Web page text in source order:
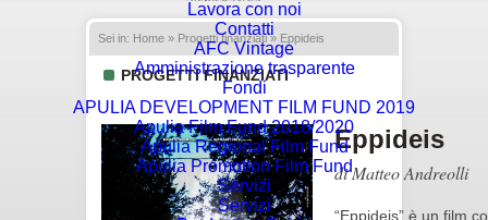
Lavora con noi
Contatti
AFC Vintage
Amministrazione trasparente
Fondi
APULIA DEVELOPMENT FILM FUND 2019
Apulia Film Fund 2018/2020
Apulia Regional Film Fund
Apulia Promotion Film Fund
Servizi
Servizi
Sei in: Home » Progetti finanziati» Eppideis
PROGETTI FINANZIATI
Eppideis
di Matteo Andreolli
“Eppideis” è un film